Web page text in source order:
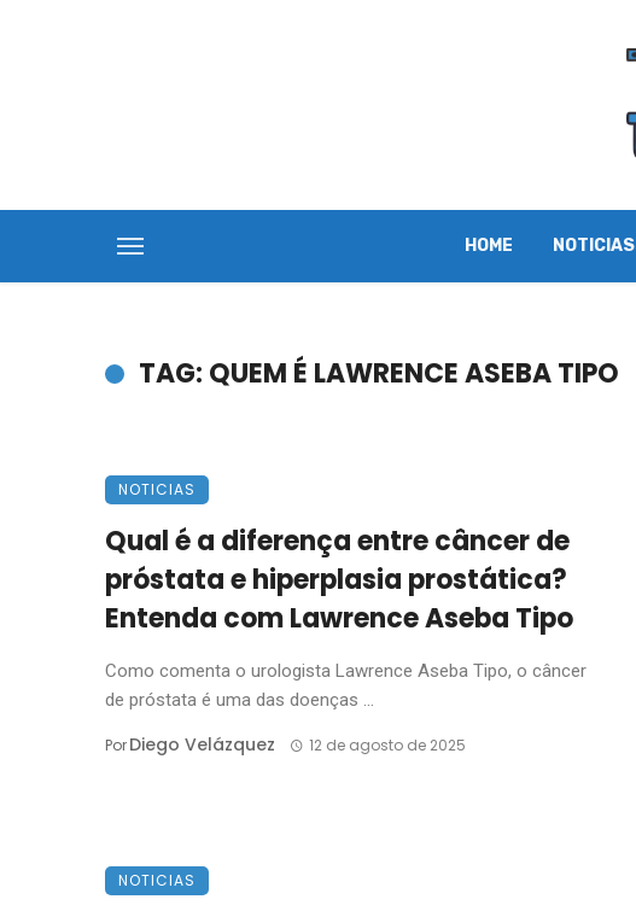
HOME NOTICIAS
TAG: QUEM É LAWRENCE ASEBA TIPO
NOTICIAS
Qual é a diferença entre câncer de
próstata e hiperplasia prostática?
Entenda com Lawrence Aseba Tipo
Como comenta o urologista Lawrence Aseba Tipo, o câncer
de próstata é uma das doenças ...
PorDiego Velázquez 12 de agosto de 2025
NOTICIAS